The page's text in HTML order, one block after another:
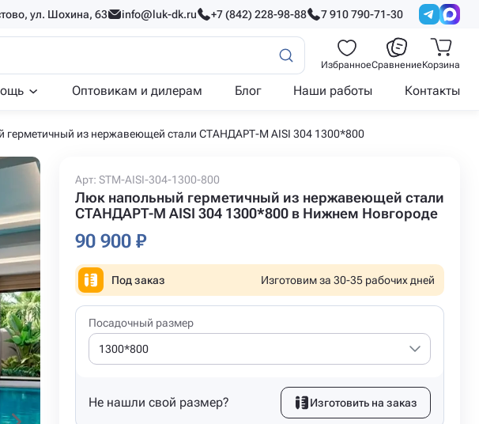
ул. Шохина, 63 info@luk-dk.ru +7 (842) 228-98-88 7 910 790-71-30
ИзбранноеСравнениеКорзина
Оптовикам и дилерам Блог Наши работы Контакты
герметичный из нержавеющей стали СТАНДАРТ-М AISI 304 1300*800
Арт: STM-AISI-304-1300-800
Люк напольный герметичный из нержавеющей стали
СТАНДАРТ-М AISI 304 1300*800 в Нижнем Новгороде
90 900 ₽
Под заказ Изготовим за 30-35 рабочих дней
Посадочный размер
1300*800
Не нашли свой размер? Изготовить на заказ